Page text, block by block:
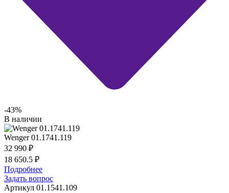
-43%
В наличии
Wenger 01.1741.119
32 990 ₽
18 650.5 ₽
Подробнее
Задать вопрос
Артикул 01.1541.109